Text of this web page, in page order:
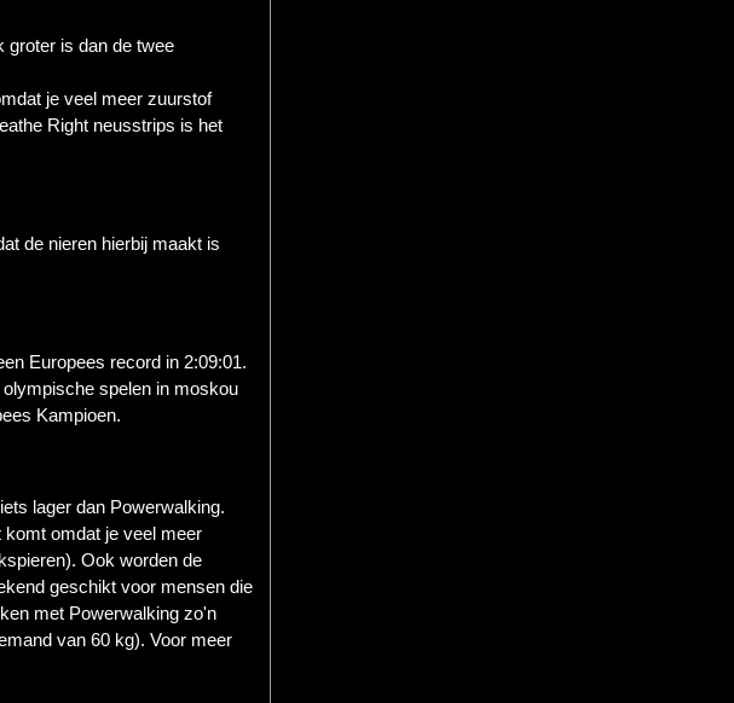
groter is dan de twee
je veel meer zuurstof
Right neusstrips is het
de nieren hierbij maakt is
Europees record in 2:09:01.
spelen in moskou
Kampioen.
lager dan Powerwalking.
omdat je veel meer
Ook worden de
geschikt voor mensen die
met Powerwalking zo'n
van 60 kg). Voor meer